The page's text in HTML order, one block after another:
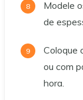
Modele
de
Coloque
ou com
hora.